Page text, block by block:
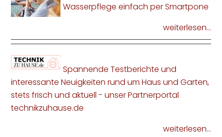
Wasserpflege einfach per Smartpone
weiterlesen...
Spannende Testberichte und
interessante Neuigkeiten rund um Haus und Garten,
stets frisch und aktuell - unser Partnerportal
technikzuhause.de
weiterlesen...